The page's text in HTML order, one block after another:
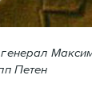
Петен